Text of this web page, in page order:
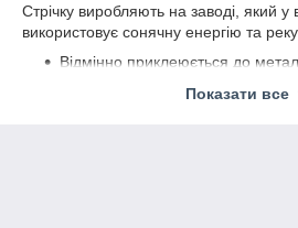
Стрічку виробляють на заводі, який у
використовує сонячну енергію та
Відмінно приклеюється до
металізованому та ламінованого).
Показати все